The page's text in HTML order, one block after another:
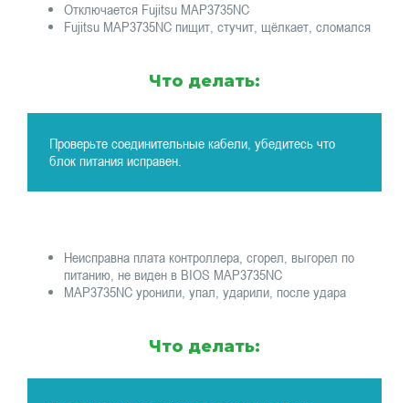
Отключается Fujitsu MAP3735NC
Fujitsu MAP3735NC пищит, стучит, щёлкает, сломался
Что делать:
Проверьте соединительные кабели, убедитесь что
блок питания исправен.
Неисправна плата контроллера, сгорел, выгорел по
питанию, не виден в BIOS MAP3735NC
MAP3735NC уронили, упал, ударили, после удара
Что делать: